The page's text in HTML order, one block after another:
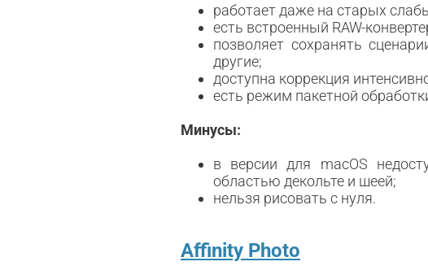
работает даже на старых
есть встроенный RAW-
позволяет сохранять
другие;
доступна коррекция
есть режим пакетной
Минусы:
в версии для macOS
областью декольте и шеей;
нельзя рисовать с нуля.
Affinity Photo